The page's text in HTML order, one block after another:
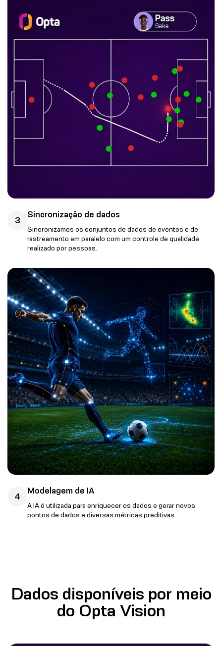
3
Sincronização de dados
Sincronizamos os conjuntos de dados de eventos e de
rastreamento em paralelo com um controle de qualidade
realizado por pessoas.
4
Modelagem de IA
A IA é utilizada para enriquecer os dados e gerar novos
pontos de dados e diversas métricas preditivas.
Dados disponíveis por meio
do Opta Vision